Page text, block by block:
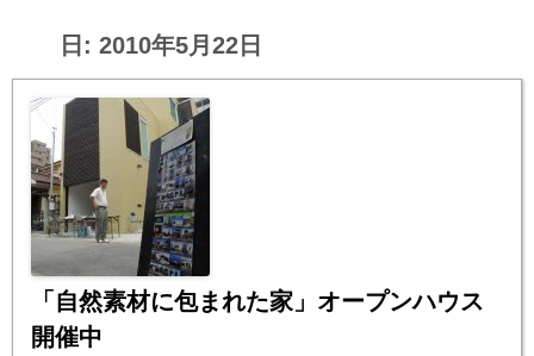
日: 2010年5月22日
「自然素材に包まれた家」オープンハウス
開催中